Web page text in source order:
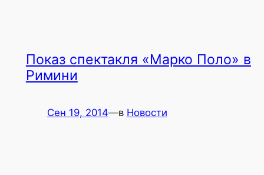
Показ спектакля «Марко Поло» в
Римини
Сен 19, 2014—в Новости